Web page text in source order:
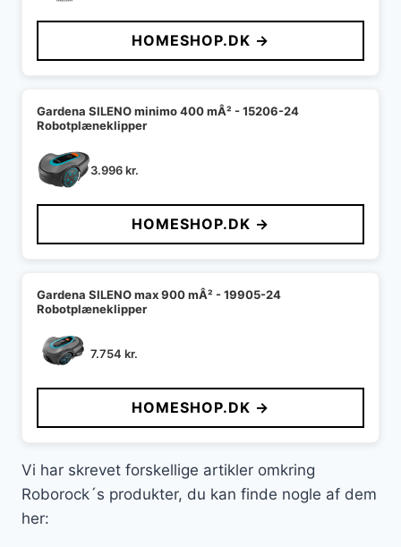
HOMESHOP.DK →
Gardena SILENO minimo 400 mÂ² - 15206-24
Robotplæneklipper
3.996kr.
HOMESHOP.DK →
Gardena SILENO max 900 mÂ² - 19905-24
Robotplæneklipper
7.754 kr.
HOMESHOP.DK →
Vi har skrevet forskellige artikler omkring
Roborock´s produkter, du kan finde nogle af dem
her: